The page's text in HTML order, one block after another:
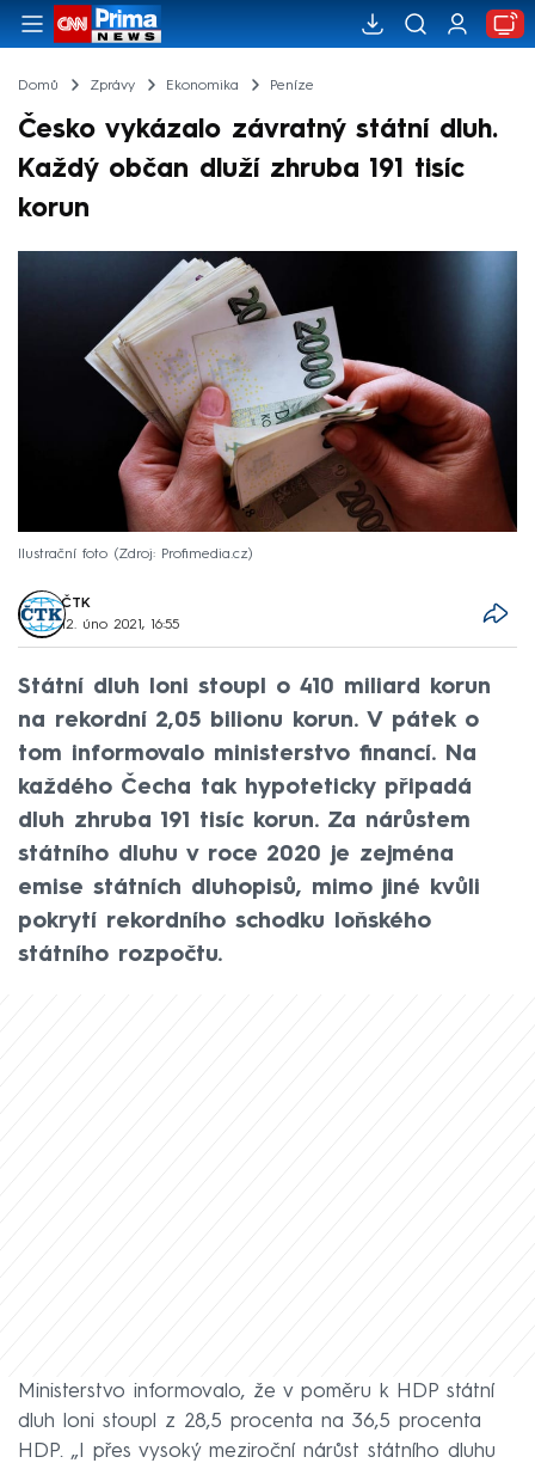
Domů Zprávy Ekonomika Peníze
Česko vykázalo závratný státní dluh.
Každý občan dluží zhruba 191 tisíc
korun
Ilustrační foto Zdroj: Profimedia.cz
ČTK
12. úno 2021, 16:55
Státní dluh loni stoupl o 410 miliard korun
na rekordní 2,05 bilionu korun. V pátek o
tom informovalo ministerstvo financí. Na
každého Čecha tak hypoteticky připadá
dluh zhruba 191 tisíc korun. Za nárůstem
státního dluhu v roce 2020 je zejména
emise státních dluhopisů, mimo jiné kvůli
pokrytí rekordního schodku loňského
státního rozpočtu.
Ministerstvo informovalo, že v poměru k HDP státní
dluh loni stoupl z 28,5 procenta na 36,5 procenta
HDP. „I přes vysoký meziroční nárůst státního dluhu